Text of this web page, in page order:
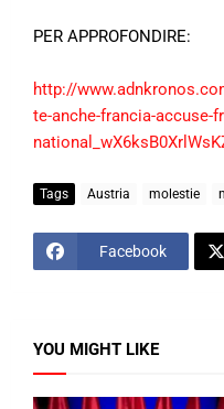
PER APPROFONDIRE:
http://
te-anche-francia-accuse-
Tags Austria molestie
Facebook
YOU MIGHT LIKE